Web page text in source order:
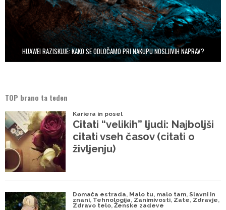
HUAWEI RAZISKUJE: KAKO SE ODLOČAMO PRI NAKUPU NOSLJIVIH NAPRAV?
TOP brano ta teden